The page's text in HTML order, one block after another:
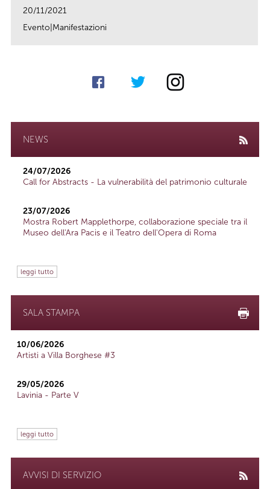
20/11/2021
Evento|Manifestazioni
NEWS
24/07/2026
Call for Abstracts - La vulnerabilità del patrimonio culturale
23/07/2026
Mostra Robert Mapplethorpe, collaborazione speciale tra il
Museo dell'Ara Pacis e il Teatro dell'Opera di Roma
leggi tutto
SALA STAMPA
10/06/2026
Artisti a Villa Borghese #3
29/05/2026
Lavinia - Parte V
leggi tutto
AVVISI DI SERVIZIO